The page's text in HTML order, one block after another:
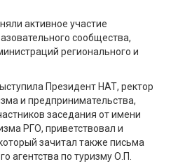
активное участие
сообщества,
регионального и
Президент НАТ, ректор
и предпринимательства,
заседания от имени
РГО, приветствовал и
зачитал также письма
агентства по туризму О.П.